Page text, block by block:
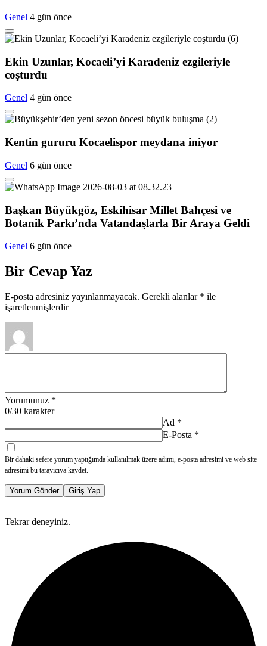
Genel 4 gün önce
Ekin Uzunlar, Kocaeli’yi Karadeniz ezgileriyle
coşturdu
Genel 4 gün önce
Kentin gururu Kocaelispor meydana iniyor
Genel 6 gün önce
Başkan Büyükgöz, Eskihisar Millet Bahçesi ve
Botanik Parkı’nda Vatandaşlarla Bir Araya Geldi
Genel 6 gün önce
Bir Cevap Yaz
E-posta adresiniz yayınlanmayacak. Gerekli alanlar * ile
işaretlenmişlerdir
Yorumunuz *
0/30 karakter
Ad *
E-Posta *
Bir dahaki sefere yorum yaptığımda kullanılmak üzere adımı, e-posta adresimi ve web site
adresimi bu tarayıcıya kaydet.
Yorum Gönder Giriş Yap
Tekrar deneyiniz.